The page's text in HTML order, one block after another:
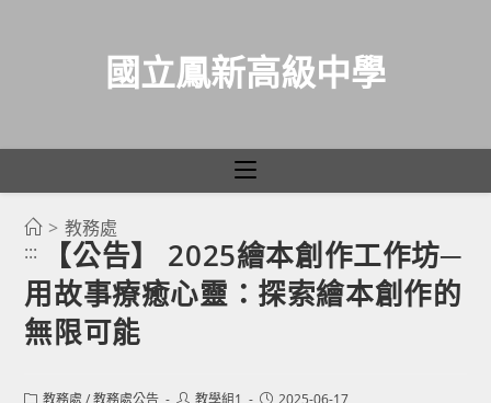
國立鳳新高級中學
> 教務處
:::
【公告】 2025繪本創作工作坊─
用故事療癒心靈：探索繪本創作的
無限可能
Post教務處 / 教務處公告
Post教學組1
Post2025-06-17